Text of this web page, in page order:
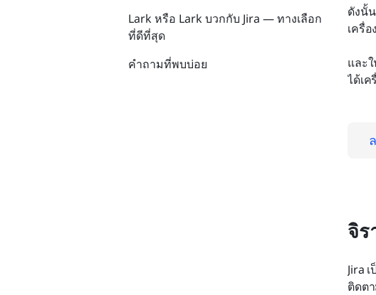
ดังนั้
เครื่
และ
ได้เ
จิร
Jira
ติดต
Lark หรือ Lark บวกกับ Jira — ทางเลือก
ที่ดีที่สุด
คำถามที่พบบ่อย